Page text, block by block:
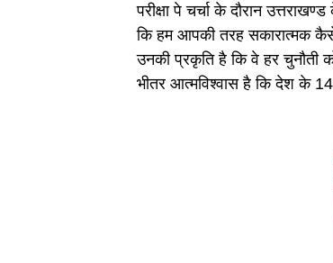
परीक्षा पे चर्चा के दौरान
कि हम आपकी तरह सकारात्मक कैसे
उनकी प्रकृति है कि वे हर चुनौती
भीतर आत्मविश्वास है कि देश के